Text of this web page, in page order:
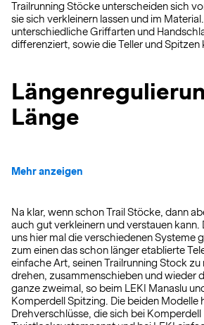
Trailrunning Stöcke unterscheiden sich
sie sich verkleinern lassen und im
unterschiedliche Griffarten und
differenziert, sowie die Teller und Spitzen
Länge
Mehr anzeigen
Na klar, wenn schon Trail Stöcke, dann
auch gut verkleinern und verstauen kann.
uns hier mal die verschiedenen Systeme
zum einen das schon länger etablierte
einfache Art, seinen Trailrunning Stock
drehen, zusammenschieben und wieder
ganze zweimal, so beim LEKI Manaslu
Komperdell Spitzing. Die beiden Modelle
Drehverschlüsse, die sich bei Komperdell